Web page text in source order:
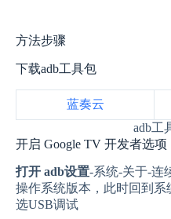
方法步骤
下载adb工具包
蓝奏云
adb工
开启 Google TV 开发者选项
打开 adb设置-系统-关于-连
操作系统版本，此时回到系
选USB调试